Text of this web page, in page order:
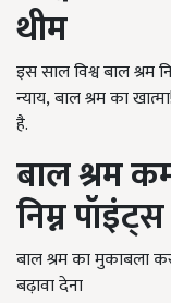
थीम
इस साल विश्व बाल श्रम
न्याय,बाल श्रम का
है.
बाल श्रम
निम्न
बाल श्रम का मुकाबला
बढ़ावा देना